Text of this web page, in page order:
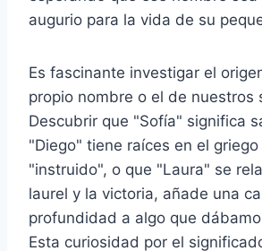
augurio para la vida de su
Es fascinante investigar el
propio nombre o el de nuestros
Descubrir que "Sofía" significa
"Diego" tiene raíces en el
"instruido", o que "Laura" se
laurel y la victoria, añade una
profundidad a algo que
Esta curiosidad por el